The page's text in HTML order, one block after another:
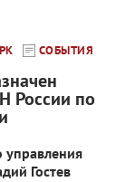
СОБЫТИЯ
России по
управления
Гостев